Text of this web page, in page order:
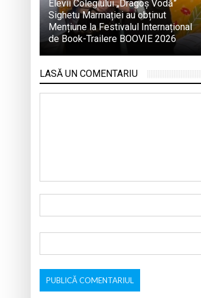
Elevii Colegiului „Dragoș Vodă”
Sighetu Marmației au obținut
Mențiune la Festivalul Internațional
de Book-Trailere BOOVIE 2026
LASĂ UN COMENTARIU